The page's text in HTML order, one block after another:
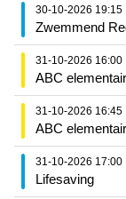
30-10-2026 19:15
Zwemmend
31-10-2026 16:00
ABC
31-10-2026 16:45
ABC
31-10-2026 17:00
Lifesaving